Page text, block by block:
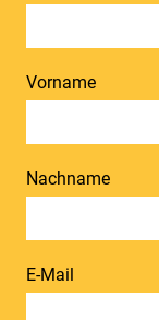
Vorname
Nachname
E-Mail